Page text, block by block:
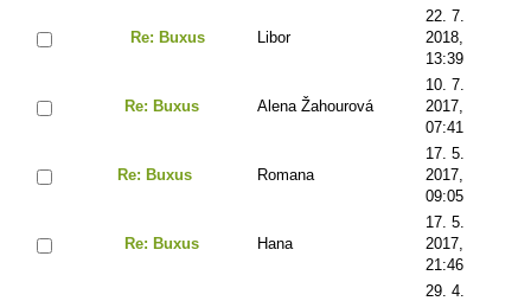
Re: Buxus Libor
22. 7.
2018,
13:39
Re: Buxus Alena Žahourová
10. 7.
2017,
07:41
Re: Buxus Romana
17. 5.
2017,
09:05
Re: Buxus Hana
17. 5.
2017,
21:46
29. 4.